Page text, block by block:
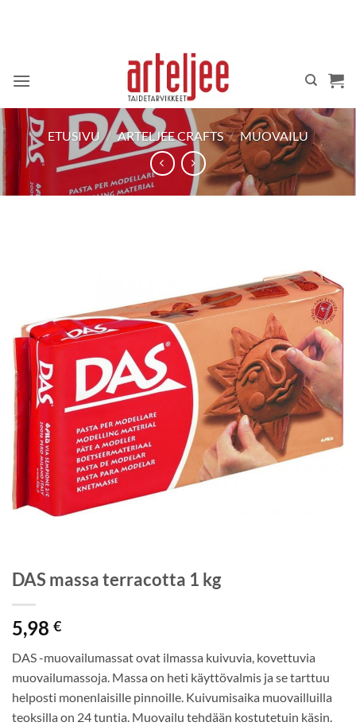
ETUSIVU / ARTELJEE CRAFTS / MUOVAILU
DAS massa terracotta 1 kg
5,98 €
DAS -muovailumassat ovat ilmassa kuivuvia, kovettuvia
muovailumassoja. Massa on heti käyttövalmis ja se tarttuu
helposti monenlaisille pinnoille. Kuivumisaika muovailluilla
teoksilla on 24 tuntia. Muovailu tehdään kostutetuin käsin.